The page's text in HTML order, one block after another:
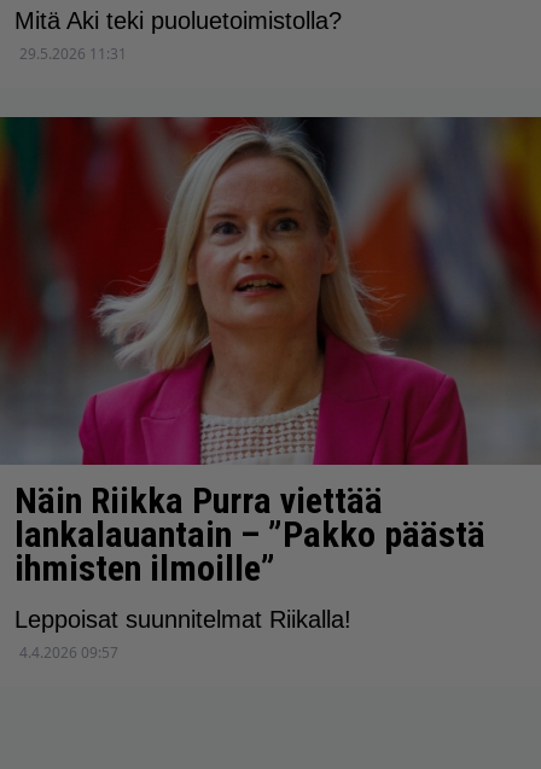
Mitä Aki teki puoluetoimistolla?
29.5.2026 11:31
Näin Riikka Purra viettää
lankalauantain – ”Pakko päästä
ihmisten ilmoille”
Leppoisat suunnitelmat Riikalla!
4.4.2026 09:57